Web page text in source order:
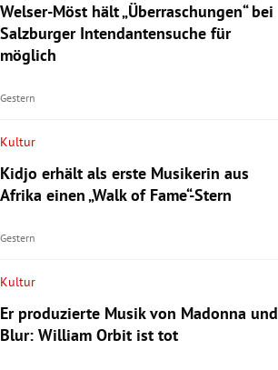
Welser-Möst hält „Überraschungen“ bei
Salzburger Intendantensuche für
möglich
Gestern
Kultur
Kidjo erhält als erste Musikerin aus
Afrika einen „Walk of Fame“-Stern
Gestern
Kultur
Er produzierte Musik von Madonna und
Blur: William Orbit ist tot